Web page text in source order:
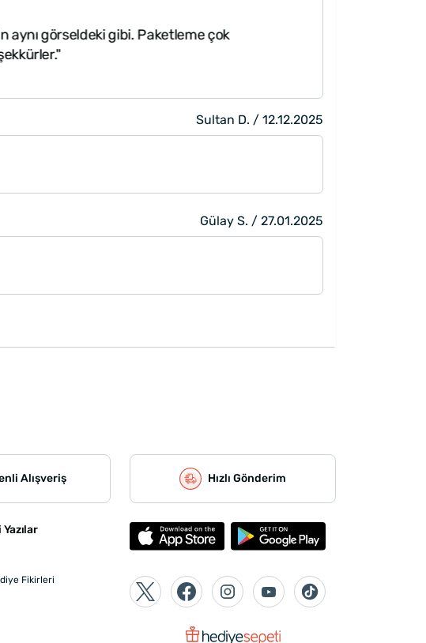
aynı görseldeki gibi. Paketleme çok
Sultan D. / 12.12.2025
Gülay S. / 27.01.2025
Alışveriş Hızlı Gönderim
Fikirleri